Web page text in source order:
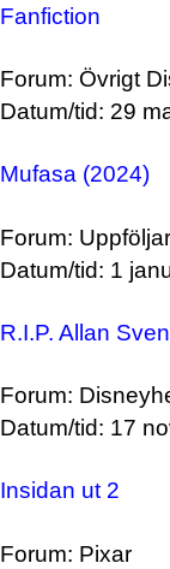
Fanfiction
Forum: Övrigt
Datum/tid: 29
Mufasa (2024)
Forum:
Datum/tid: 1
R.I.P. Allan
Forum:
Datum/tid: 17
Insidan ut 2
Forum: Pixar